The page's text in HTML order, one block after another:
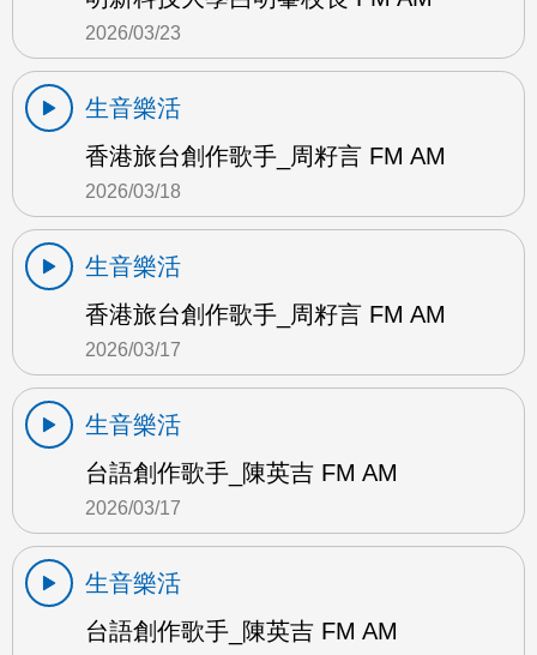
2026/03/23
生音樂活
香港旅台創作歌手_周籽言 FM AM
2026/03/18
生音樂活
香港旅台創作歌手_周籽言 FM AM
2026/03/17
生音樂活
台語創作歌手_陳英吉 FM AM
2026/03/17
生音樂活
台語創作歌手_陳英吉 FM AM